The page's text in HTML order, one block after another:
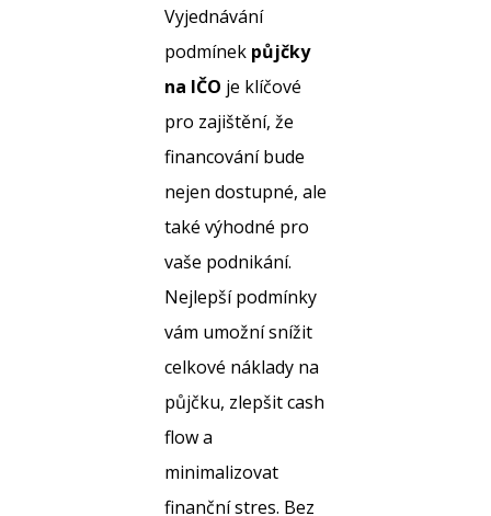
Vyjednávání
podmínek půjčky
na IČO je klíčové
pro zajištění, že
financování bude
nejen dostupné, ale
také výhodné pro
vaše podnikání.
Nejlepší podmínky
vám umožní snížit
celkové náklady na
půjčku, zlepšit cash
flow a
minimalizovat
finanční stres. Bez